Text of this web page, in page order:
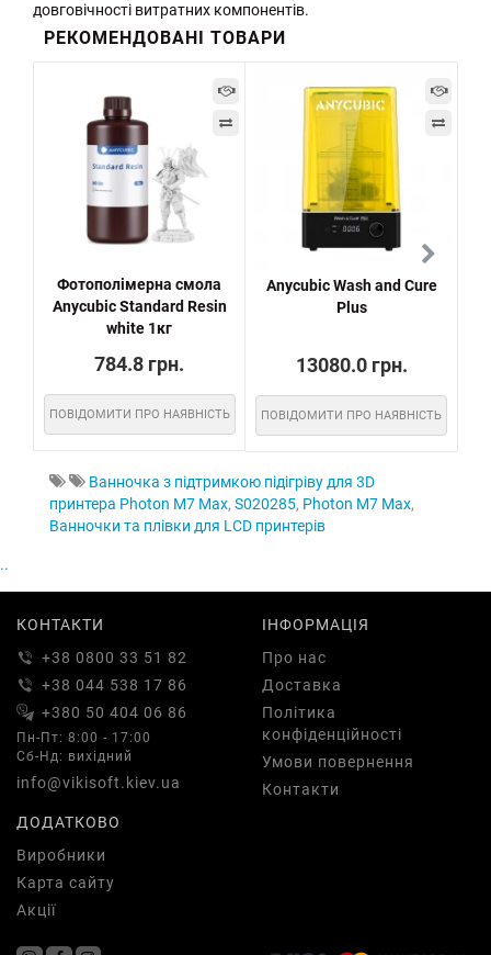
довговічності витратних компонентів.
РЕКОМЕНДОВАНІ ТОВАРИ
Фотополімерна смола
Anycubic Standard Resin
white 1кг
784.8 грн.
ПОВІДОМИТИ ПРО НАЯВНІСТЬ
Anycubic Wash and Cure
Plus
13080.0 грн.
ПОВІДОМИТИ ПРО НАЯВНІСТЬ
Ванночка з підтримкою підігріву для 3D
принтера Photon M7 Max, S020285, Photon M7 Max,
Ванночки та плівки для LCD принтерів
..
КОНТАКТИ
+38 0800 33 51 82
+38 044 538 17 86
+380 50 404 06 86
Пн-Пт: 8:00 - 17:00
Сб-Нд: вихідний
info@vikisoft.kiev.ua
ІНФОРМАЦІЯ
Про нас
Доставка
Політика
конфіденційності
Умови повернення
Контакти
ДОДАТКОВО
Виробники
Карта сайту
Акції